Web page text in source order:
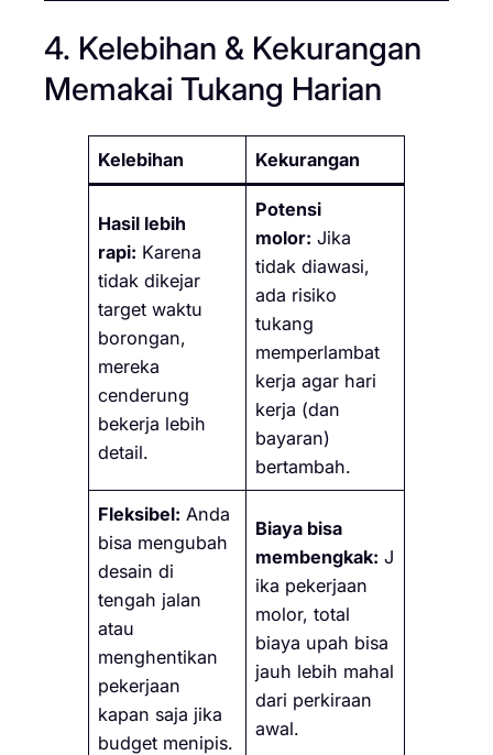
4. Kelebihan & Kekurangan
Memakai Tukang Harian
Kelebihan Kekurangan
Hasil lebih
rapi: Karena
tidak dikejar
target waktu
borongan,
mereka
cenderung
bekerja lebih
detail.
Potensi
molor: Jika
tidak diawasi,
ada risiko
tukang
memperlambat
kerja agar hari
kerja (dan
bayaran)
bertambah.
Fleksibel: Anda
bisa mengubah
desain di
tengah jalan
atau
menghentikan
pekerjaan
kapan saja jika
budget menipis.
Biaya bisa
membengkak: J
ika pekerjaan
molor, total
biaya upah bisa
jauh lebih mahal
dari perkiraan
awal.